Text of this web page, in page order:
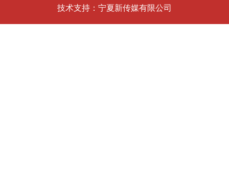
技术支持：宁夏新传媒有限公司